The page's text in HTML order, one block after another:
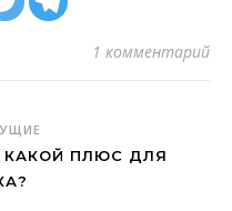
1 комментарий
КАКОЙ ПЛЮС ДЛЯ